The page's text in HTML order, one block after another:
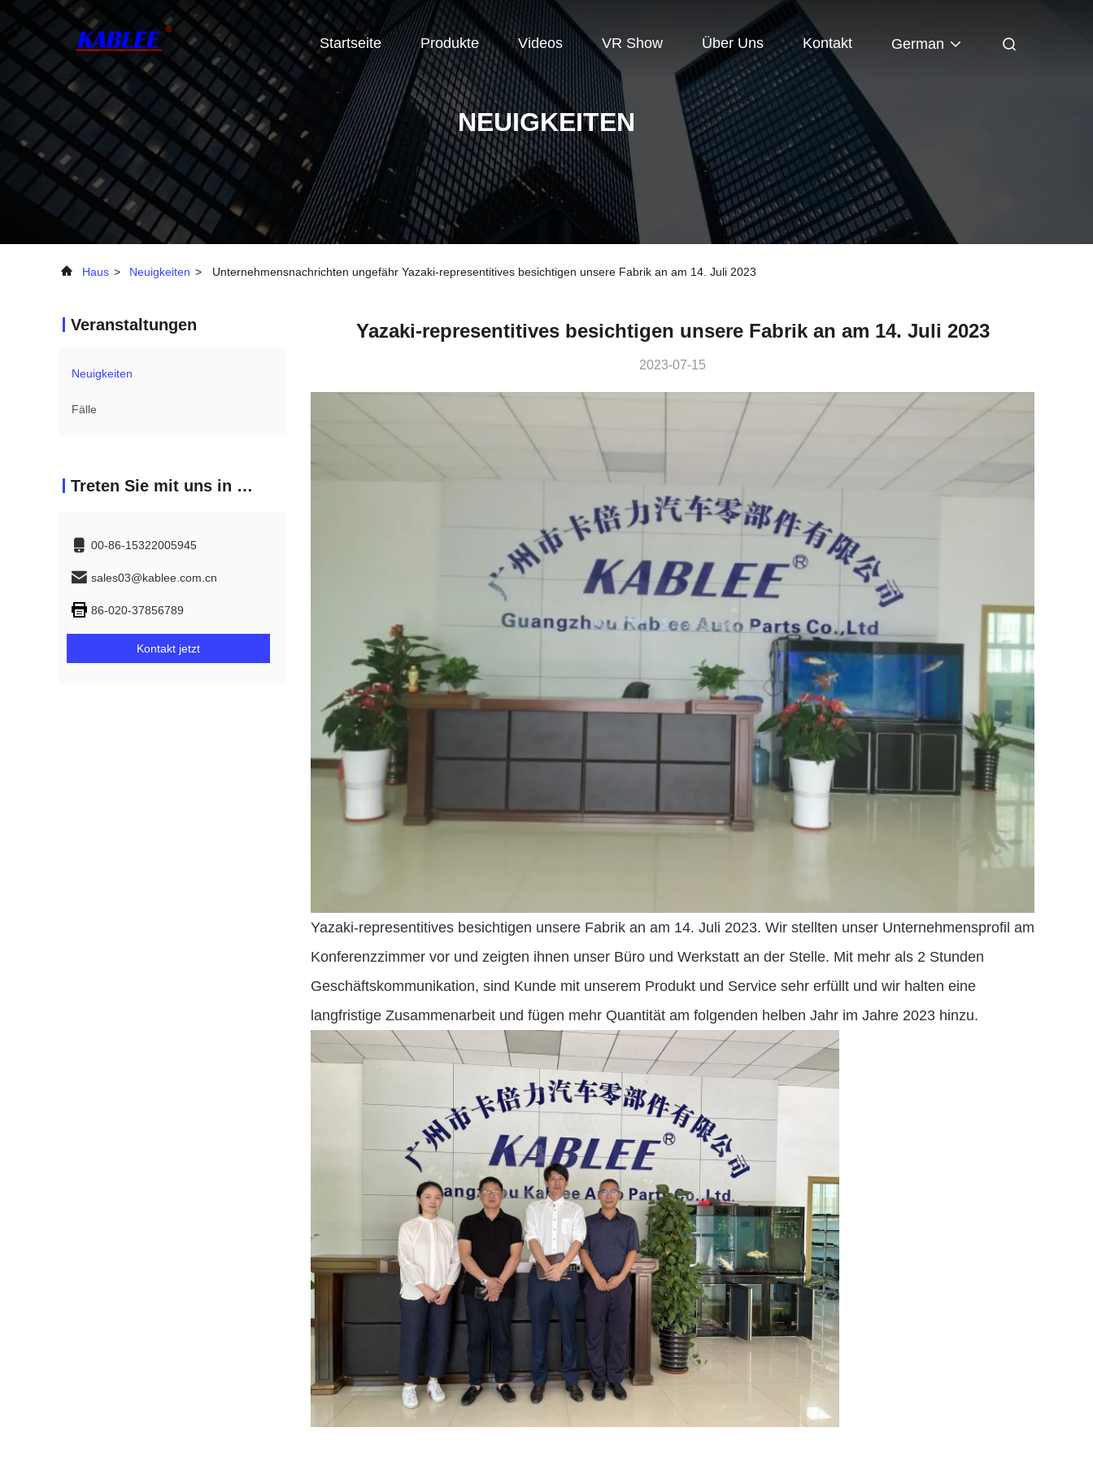
Startseite Produkte Videos VR Show Über Uns Kontakt German
NEUIGKEITEN
Haus > Neuigkeiten > Unternehmensnachrichten ungefähr Yazaki-representitives besichtigen unsere Fabrik an am 14. Juli 2023
Veranstaltungen
Neuigkeiten
Fälle
Treten Sie mit uns in Verbindung
00-86-15322005945
sales03@kablee.com.cn
86-020-37856789
Kontakt jetzt
Yazaki-representitives besichtigen unsere Fabrik an am 14. Juli 2023
2023-07-15
Yazaki-representitives besichtigen unsere Fabrik an am 14. Juli 2023. Wir stellten unser Unternehmensprofil am
Konferenzzimmer vor und zeigten ihnen unser Büro und Werkstatt an der Stelle. Mit mehr als 2 Stunden
Geschäftskommunikation, sind Kunde mit unserem Produkt und Service sehr erfüllt und wir halten eine
langfristige Zusammenarbeit und fügen mehr Quantität am folgenden helben Jahr im Jahre 2023 hinzu.